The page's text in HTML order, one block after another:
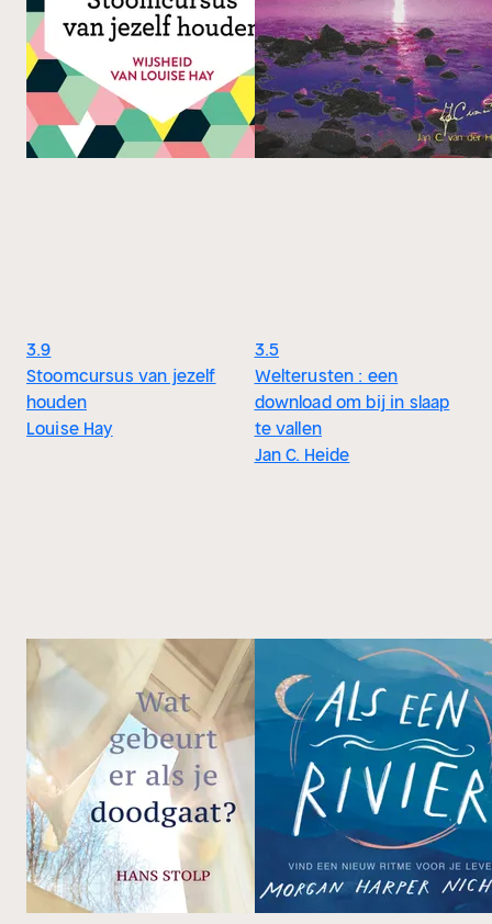
3.9
Stoomcursus van jezelf
houden
Louise Hay
3.5
Welterusten : een
download om bij in slaap
te vallen
Jan C. Heide